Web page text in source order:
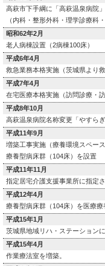
高萩市下手綱に「高萩温泉病院
（内科・整形外科・理学診療科
昭和62年2月
老人病棟設置（2病棟100床）
平成6年4月
救急業務本格実施（茨城県より
平成7年4月
在宅医療本格実施（訪問診療・訪
平成8年10月
高萩温泉病院名称変更「やすら
平成11年9月
増築工事実施（療養環境スペース
療養型病床群（104床）を設置
平成11年11月
指定居宅介護支援事業所に指定
平成12年4月
療養型病床群（104床）を医療
平成15年1月
茨城県地域リハ・ステーションに
平成15年4月
作業療法室を増築。